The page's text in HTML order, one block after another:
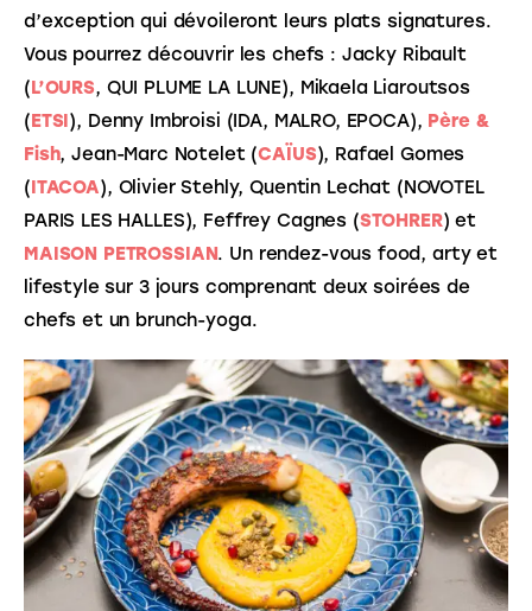
d’exception qui dévoileront leurs plats signatures.
Vous pourrez découvrir les chefs : Jacky Ribault
(L’OURS, QUI PLUME LA LUNE), Mikaela Liaroutsos
(ETSI), Denny Imbroisi (IDA, MALRO, EPOCA), Père &
Fish, Jean-Marc Notelet (CAÏUS), Rafael Gomes
(ITACOA), Olivier Stehly, Quentin Lechat (NOVOTEL
PARIS LES HALLES), Feffrey Cagnes (STOHRER) et
MAISON PETROSSIAN. Un rendez-vous food, arty et
lifestyle sur 3 jours comprenant deux soirées de
chefs et un brunch-yoga.